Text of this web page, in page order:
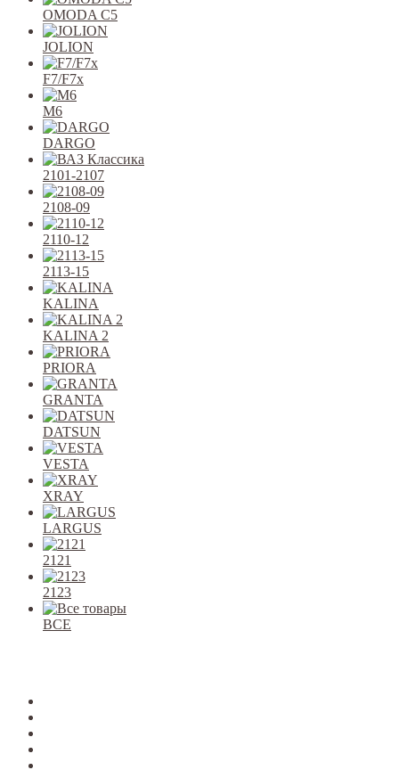
OMODA C5
JOLION
F7/F7x
M6
DARGO
2101-2107
2108-09
2110-12
2113-15
KALINA
KALINA 2
PRIORA
GRANTA
DATSUN
VESTA
XRAY
LARGUS
2121
2123
ВСЕ